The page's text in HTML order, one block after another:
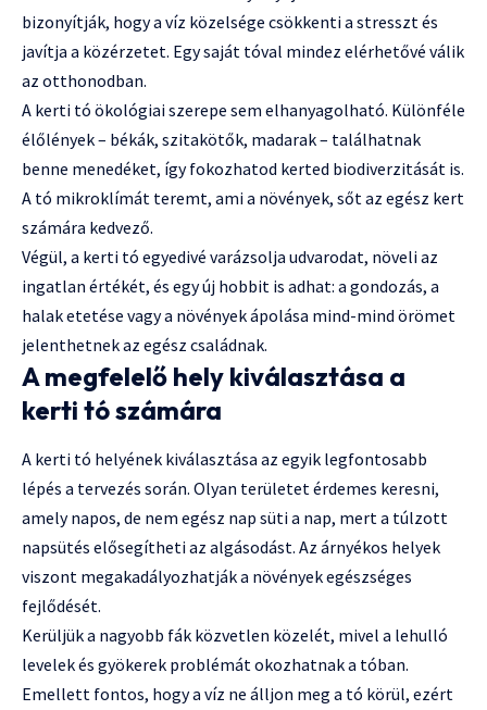
bizonyítják, hogy a víz közelsége csökkenti a stresszt és
javítja a közérzetet. Egy saját tóval mindez elérhetővé válik
az otthonodban.
A kerti tó ökológiai szerepe sem elhanyagolható. Különféle
élőlények – békák, szitakötők, madarak – találhatnak
benne menedéket, így fokozhatod kerted biodiverzitását is.
A tó mikroklímát teremt, ami a növények, sőt az egész kert
számára kedvező.
Végül, a kerti tó egyedivé varázsolja udvarodat, növeli az
ingatlan értékét, és egy új hobbit is adhat: a gondozás, a
halak etetése vagy a növények ápolása mind-mind örömet
jelenthetnek az egész családnak.
A megfelelő hely kiválasztása a
kerti tó számára
A kerti tó helyének kiválasztása az egyik legfontosabb
lépés a tervezés során. Olyan területet érdemes keresni,
amely napos, de nem egész nap süti a nap, mert a túlzott
napsütés elősegítheti az algásodást. Az árnyékos helyek
viszont megakadályozhatják a növények egészséges
fejlődését.
Kerüljük a nagyobb fák közvetlen közelét, mivel a lehulló
levelek és gyökerek problémát okozhatnak a tóban.
Emellett fontos, hogy a víz ne álljon meg a tó körül, ezért